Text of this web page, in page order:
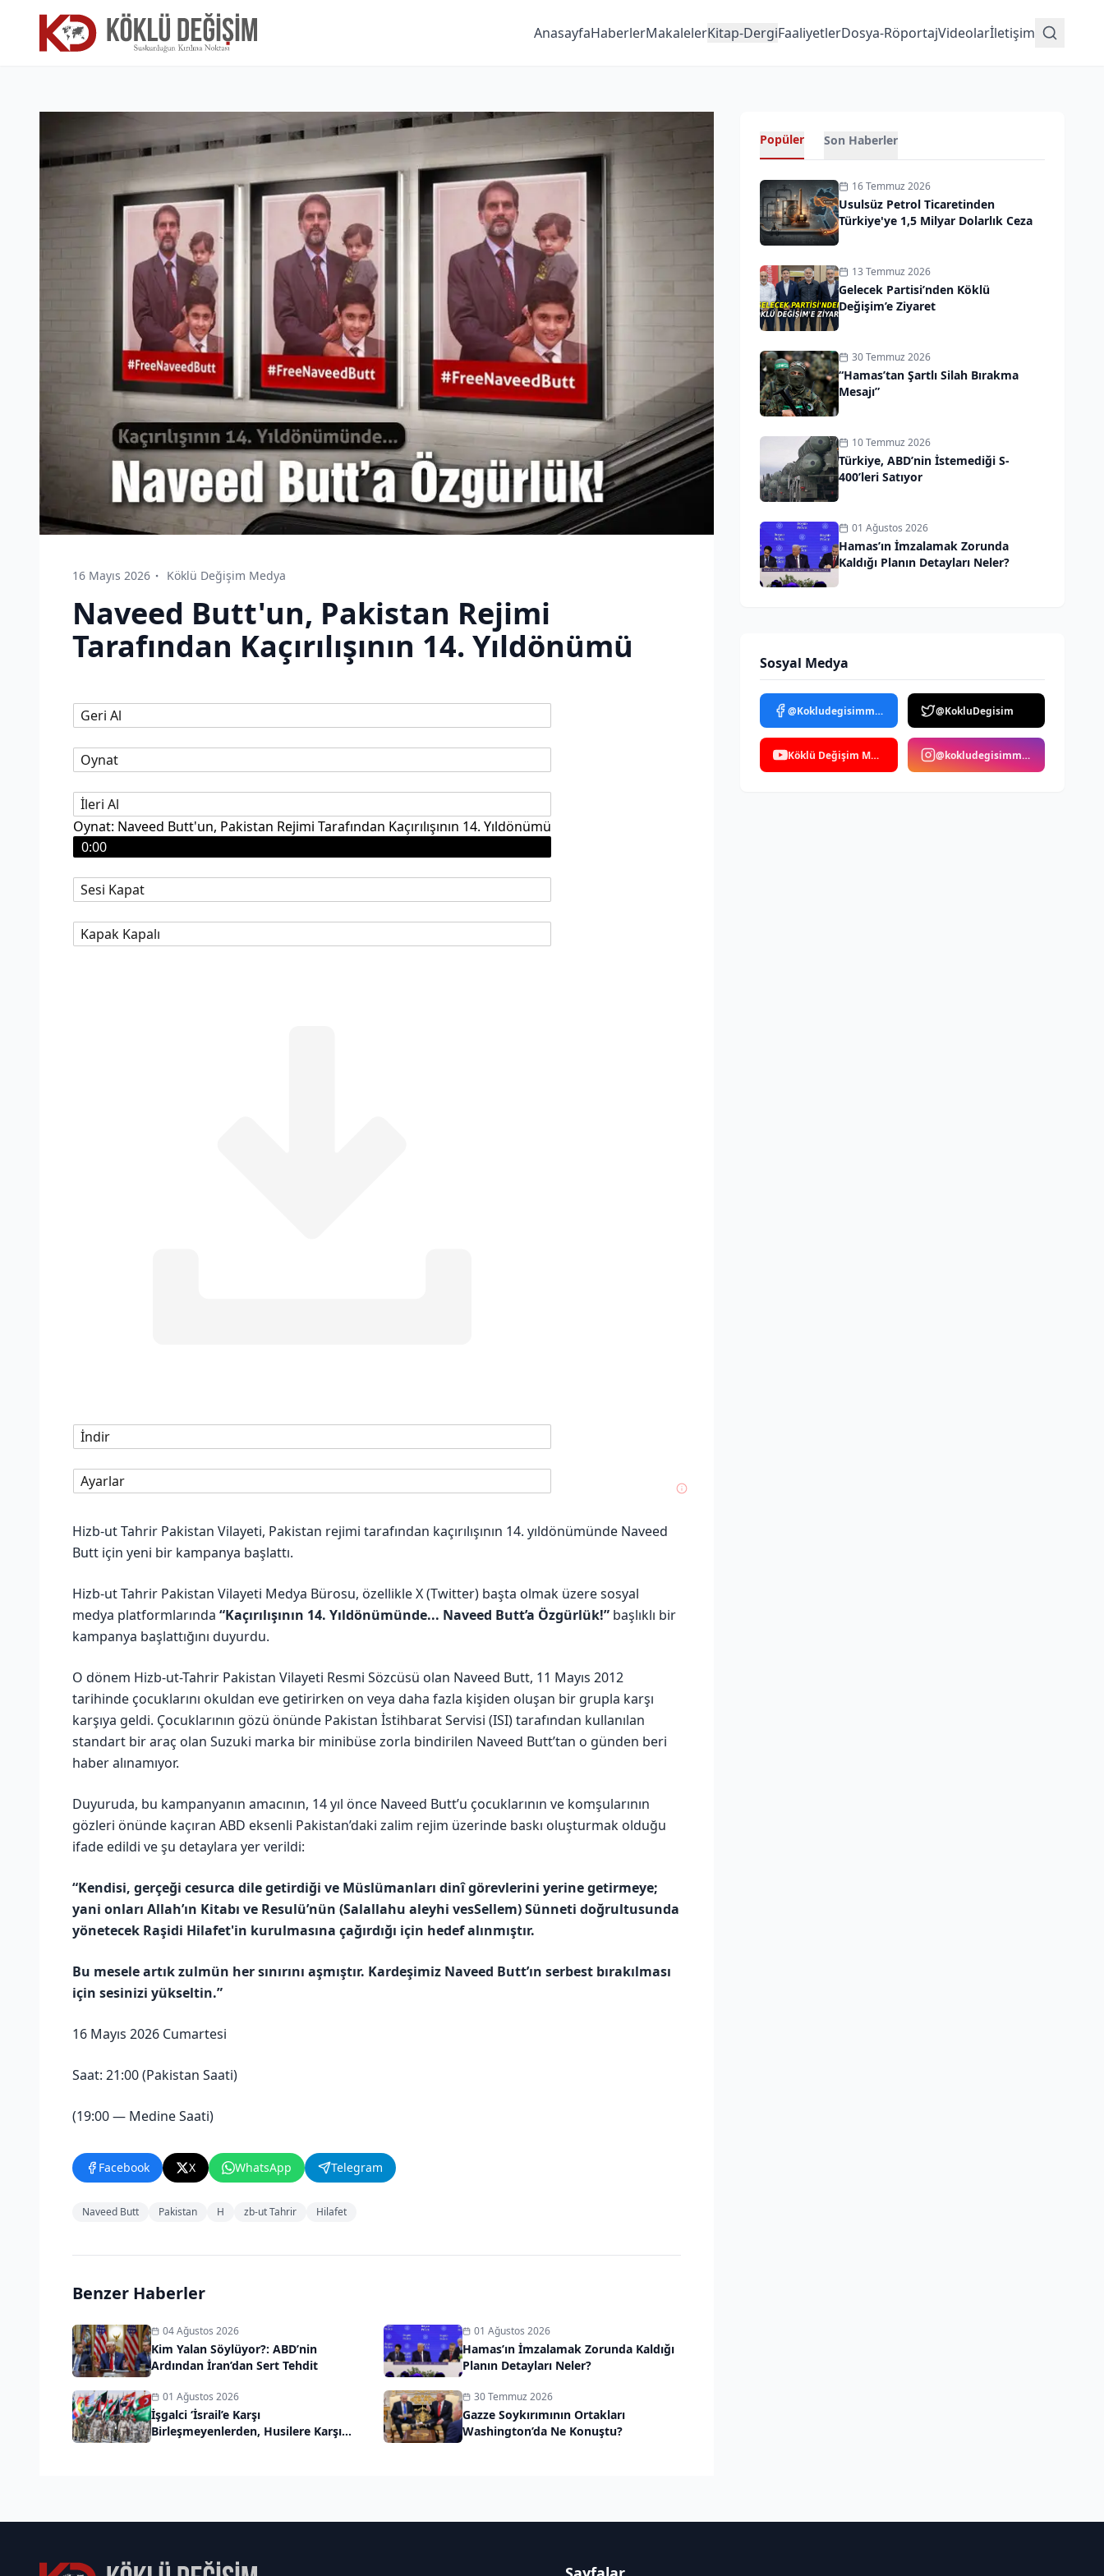
AnasayfaHaberlerMakalelerKitap-DergiFaaliyetlerDosya-RöportajVideolarİletişim
16 Mayıs 2026 Köklü Değişim Medya
Naveed Butt'un, Pakistan Rejimi
Tarafından Kaçırılışının 14. Yıldönümü
Geri Al
Oynat
İleri Al
Oynat: Naveed Butt'un, Pakistan Rejimi Tarafından Kaçırılışının 14. Yıldönümü
0:00
Sesi Kapat
Kapak Kapalı
İndir
Ayarlar
Hizb-ut Tahrir Pakistan Vilayeti, Pakistan rejimi tarafından kaçırılışının 14. yıldönümünde Naveed
Butt için yeni bir kampanya başlattı.
Hizb-ut Tahrir Pakistan Vilayeti Medya Bürosu, özellikle X (Twitter) başta olmak üzere sosyal
medya platformlarında “Kaçırılışının 14. Yıldönümünde... Naveed Butt’a Özgürlük!” başlıklı bir
kampanya başlattığını duyurdu.
O dönem Hizb-ut-Tahrir Pakistan Vilayeti Resmi Sözcüsü olan Naveed Butt, 11 Mayıs 2012
tarihinde çocuklarını okuldan eve getirirken on veya daha fazla kişiden oluşan bir grupla karşı
karşıya geldi. Çocuklarının gözü önünde Pakistan İstihbarat Servisi (ISI) tarafından kullanılan
standart bir araç olan Suzuki marka bir minibüse zorla bindirilen Naveed Butt’tan o günden beri
haber alınamıyor.
Duyuruda, bu kampanyanın amacının, 14 yıl önce Naveed Butt’u çocuklarının ve komşularının
gözleri önünde kaçıran ABD eksenli Pakistan’daki zalim rejim üzerinde baskı oluşturmak olduğu
ifade edildi ve şu detaylara yer verildi:
“Kendisi, gerçeği cesurca dile getirdiği ve Müslümanları dinî görevlerini yerine getirmeye;
yani onları Allah’ın Kitabı ve Resulü’nün (Salallahu aleyhi vesSellem) Sünneti doğrultusunda
yönetecek Raşidi Hilafet'in kurulmasına çağırdığı için hedef alınmıştır.
Bu mesele artık zulmün her sınırını aşmıştır. Kardeşimiz Naveed Butt’ın serbest bırakılması
için sesinizi yükseltin.”
16 Mayıs 2026 Cumartesi
Saat: 21:00 (Pakistan Saati)
(19:00 — Medine Saati)
Facebook X WhatsApp Telegram
Naveed Butt Pakistan H zb-ut Tahrir Hilafet
Benzer Haberler
04 Ağustos 2026
Kim Yalan Söylüyor?: ABD’nin
Ardından İran’dan Sert Tehdit
01 Ağustos 2026
Hamas’ın İmzalamak Zorunda Kaldığı
Planın Detayları Neler?
01 Ağustos 2026
İşgalci ‘İsrail’e Karşı
Birleşmeyenlerden, Husilere Karşı
30 Temmuz 2026
Gazze Soykırımının Ortakları
Washington’da Ne Konuştu?
Popüler Son Haberler
16 Temmuz 2026
Usulsüz Petrol Ticaretinden
Türkiye'ye 1,5 Milyar Dolarlık Ceza
13 Temmuz 2026
Gelecek Partisi’nden Köklü
Değişim’e Ziyaret
30 Temmuz 2026
“Hamas’tan Şartlı Silah Bırakma
Mesajı”
10 Temmuz 2026
Türkiye, ABD’nin İstemediği S-
400’leri Satıyor
01 Ağustos 2026
Hamas’ın İmzalamak Zorunda
Kaldığı Planın Detayları Neler?
Sosyal Medya
@Kokludegisimmedya @KokluDegisim
Köklü Değişim Medya @kokludegisimmedya